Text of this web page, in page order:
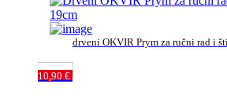
drveni OKVIR Prym za ručni rad i
10,90 €